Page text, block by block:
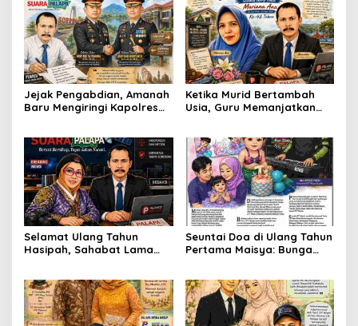
Jejak Pengabdian, Amanah
Baru Mengiringi Kapolres
Ketika Murid Bertambah
Usia, Guru Memanjatkan
Selamat Ulang Tahun
Hasipah, Sahabat Lama
Seuntai Doa di Ulang Tahun
Pertama Maisya: Bunga